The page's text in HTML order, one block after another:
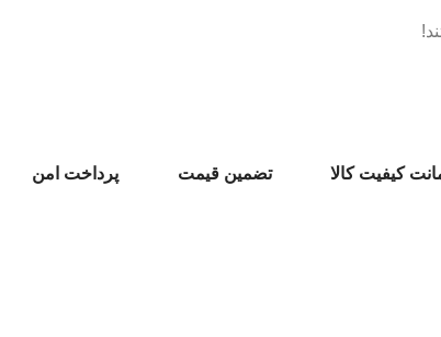
کیفیت کالا تضمین قیمت پرداخت امن